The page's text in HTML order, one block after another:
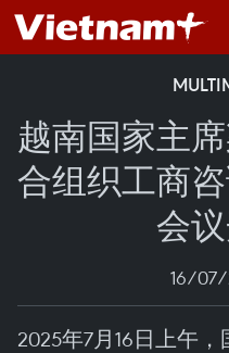
越南国家主
合组织工商
会
16/07/
2025年7月16日上午